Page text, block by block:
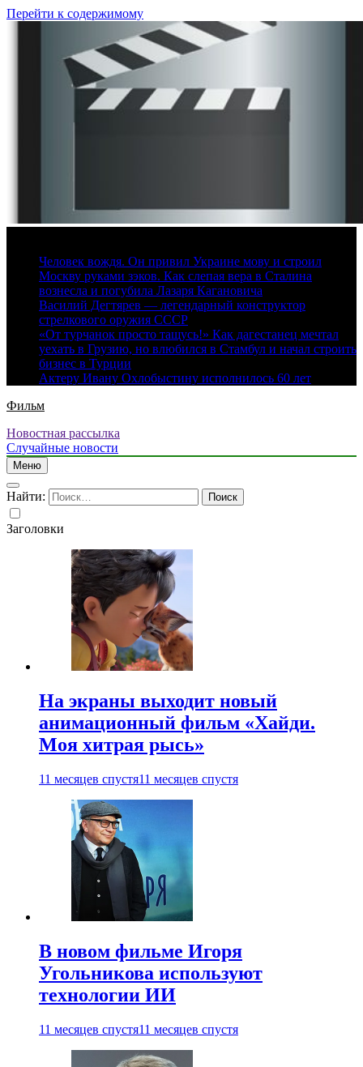
Перейти к содержимому
Человек вождя. Он привил Украине мову и строил
Москву руками зэков. Как слепая вера в Сталина
вознесла и погубила Лазаря Кагановича
Василий Дегтярев — легендарный конструктор
стрелкового оружия СССР
«От турчанок просто тащусь!» Как дагестанец мечтал
уехать в Грузию, но влюбился в Стамбул и начал строить
бизнес в Турции
Актеру Ивану Охлобыстину исполнилось 60 лет
Фильм
Новостная рассылка
Случайные новости
Меню
Найти:
Заголовки
На экраны выходит новый
анимационный фильм «Хайди.
Моя хитрая рысь»
11 месяцев спустя11 месяцев спустя
В новом фильме Игоря
Угольникова используют
технологии ИИ
11 месяцев спустя11 месяцев спустя